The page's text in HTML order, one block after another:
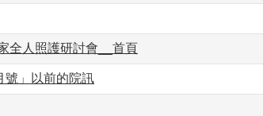
全人照護研討會__首頁
號」以前的院訊